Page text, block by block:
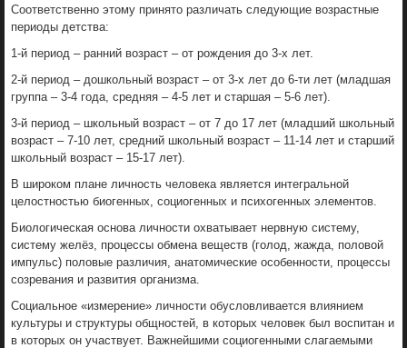
Соответственно этому принято различать следующие возрастные
периоды детства:
1-й период – ранний возраст – от рождения до 3-х лет.
2-й период – дошкольный возраст – от 3-х лет до 6-ти лет (младшая
группа – 3-4 года, средняя – 4-5 лет и старшая – 5-6 лет).
3-й период – школьный возраст – от 7 до 17 лет (младший школьный
возраст – 7-10 лет, средний школьный возраст – 11-14 лет и старший
школьный возраст – 15-17 лет).
В широком плане личность человека является интегральной
целостностью биогенных, социогенных и психогенных элементов.
Биологическая основа личности охватывает нервную систему,
систему желёз, процессы обмена веществ (голод, жажда, половой
импульс) половые различия, анатомические особенности, процессы
созревания и развития организма.
Социальное «измерение» личности обусловливается влиянием
культуры и структуры общностей, в которых человек был воспитан и
в которых он участвует. Важнейшими социогенными слагаемыми